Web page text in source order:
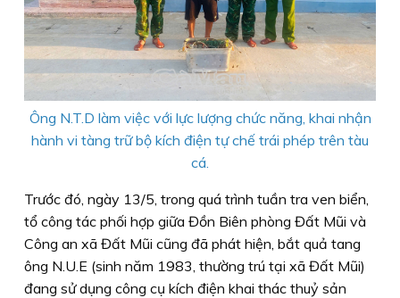
Ông N.T.D làm việc với lực lượng chức năng, khai nhận
hành vi tàng trữ bộ kích điện tự chế trái phép trên tàu
cá.
Trước đó, ngày 13/5, trong quá trình tuần tra ven biển,
tổ công tác phối hợp giữa Đồn Biên phòng Đất Mũi và
Công an xã Đất Mũi cũng đã phát hiện, bắt quả tang
ông N.U.E (sinh năm 1983, thường trú tại xã Đất Mũi)
đang sử dụng công cụ kích điện khai thác thuỷ sản